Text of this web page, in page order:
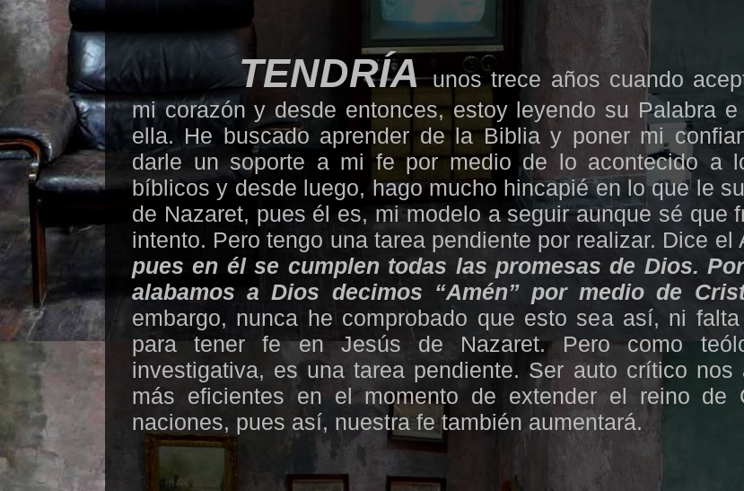
TENDRÍA unos trece años cuando
mi corazón y desde entonces, estoy leyendo su Palabra e
ella. He buscado aprender de la Biblia y poner mi
darle un soporte a mi fe por medio de lo acontecido a
bíblicos y desde luego, hago mucho hincapié en lo que le
de Nazaret, pues él es, mi modelo a seguir aunque sé que
intento. Pero tengo una tarea pendiente por realizar. Dice el
pues en él se cumplen todas las promesas de Dios.
alabamos a Dios decimos “Amén” por medio de
embargo, nunca he comprobado que esto sea así, ni
para tener fe en Jesús de Nazaret. Pero como
investigativa, es una tarea pendiente. Ser auto crítico nos
más eficientes en el momento de extender el reino de
naciones, pues así, nuestra fe también aumentará.